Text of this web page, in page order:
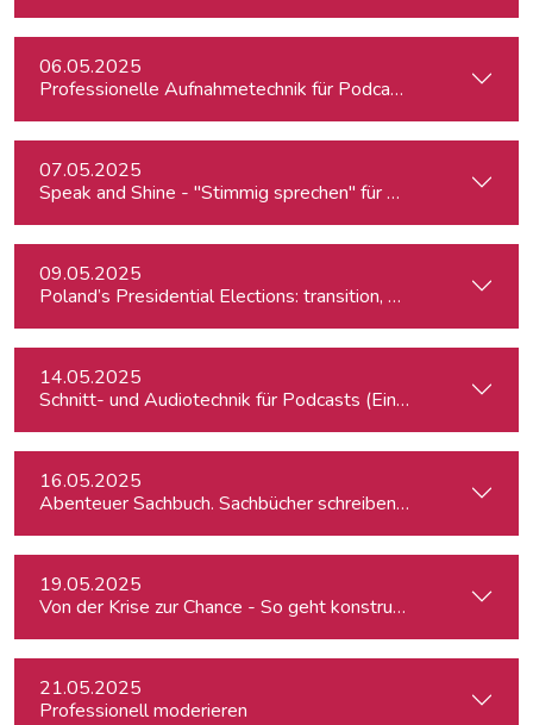
06.05.2025
Professionelle Aufnahmetechnik für Podcasts & Radio
07.05.2025
Speak and Shine - "Stimmig sprechen" für Podcast,
09.05.2025
Poland’s Presidential Elections: transition, migration, war,
14.05.2025
Schnitt- und Audiotechnik für Podcasts (Einsteiger:innen)
16.05.2025
Abenteuer Sachbuch. Sachbücher schreiben für
19.05.2025
Von der Krise zur Chance - So geht konstruktiver
21.05.2025
Professionell moderieren